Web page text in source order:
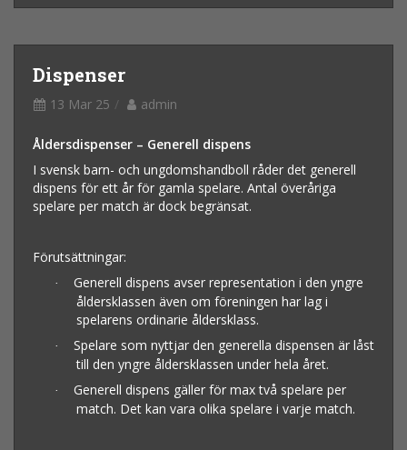
Dispenser
13 Mar 25 admin
Åldersdispenser – Generell dispens
I svensk barn- och ungdomshandboll råder det generell
dispens för ett år för gamla spelare. Antal överåriga
spelare per match är dock begränsat.
Förutsättningar:
·
Generell dispens avser representation i den yngre
åldersklassen även om föreningen har lag i
spelarens ordinarie åldersklass.
·
Spelare som nyttjar den generella dispensen är låst
till den yngre åldersklassen under hela året.
·
Generell dispens gäller för max två spelare per
match. Det kan vara olika spelare i varje match.